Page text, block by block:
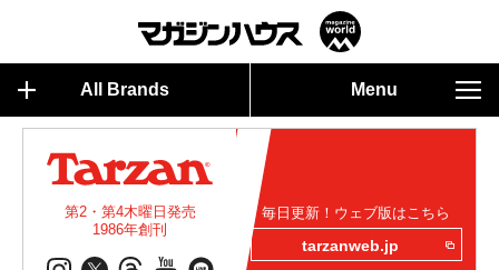
All Brands Menu
第2・第4木曜日発売
1986年創刊
毎日更新！ウェブ版はこちら
tarzanweb.jp